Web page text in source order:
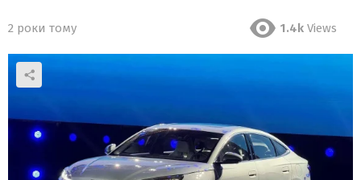
2 роки тому 1.4k Views